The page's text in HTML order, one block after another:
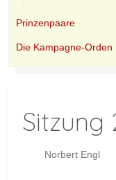
Prinzenpaare
Die Kampagne-Orden
Sitzung
Norbert Engl